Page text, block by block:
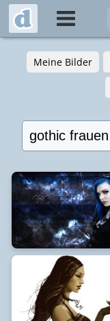
Meine Bilder